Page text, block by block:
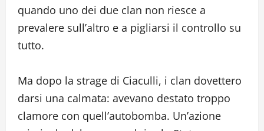
quando uno dei due clan non riesce a
prevalere sull’altro e a pigliarsi il controllo su
tutto.
Ma dopo la strage di Ciaculli, i clan dovettero
darsi una calmata: avevano destato troppo
clamore con quell’autobomba. Un’azione